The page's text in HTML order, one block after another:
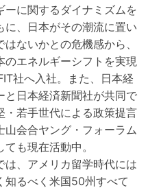
ーに関するダイナミズムを
に、日本がその潮流に置い
ないかとの危機感から、
のエネルギーシフトを実現
社へ入社。また、日本経
と日本経済新聞社が共同で
・若手世代による政策提言
山会合ヤング・フォーラム
も現在活動中。
は、アメリカ留学時代には
知るべく米国50州すべて